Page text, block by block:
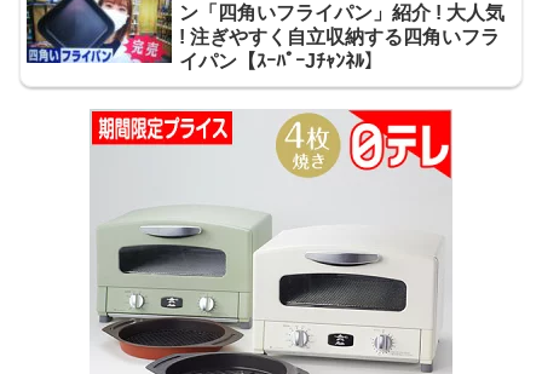
ン「四角いフライパン」紹介 ! 大人気
! 注ぎやすく自立収納する四角いフラ
イパン【ｽｰﾊﾟｰJﾁｬﾝﾈﾙ】